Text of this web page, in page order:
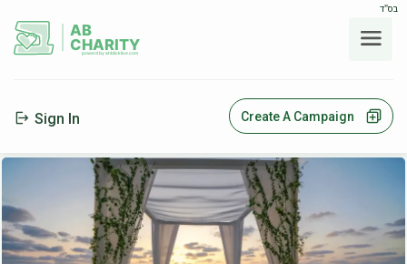
בס"ד
AB
CHARITY
powerd by ahblicklive.com
Sign In Create A Campaign